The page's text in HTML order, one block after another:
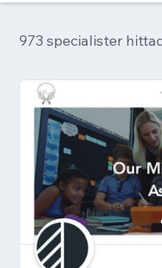
973 specialister